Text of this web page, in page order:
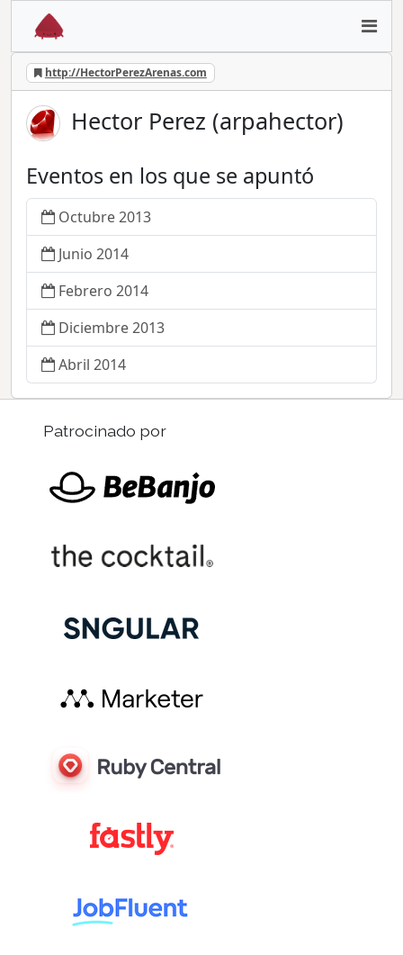
http://HectorPerezArenas.com
Hector Perez (arpahector)
Eventos en los que se apuntó
Octubre 2013
Junio 2014
Febrero 2014
Diciembre 2013
Abril 2014
Patrocinado por